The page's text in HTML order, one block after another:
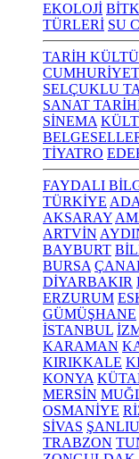
EKOLOJİ
TÜRLERİ SU
TARİH
SELÇUKLU
SANAT
SİNEMA
TİYATRO
FAYDALI
TÜRKİYE
AKSARAY
ARTVİN
BAYBURT
BURSA
DİYARBAKIR
ERZURUM
GÜMÜŞHANE
İSTANBUL
KARAMAN
KIRIKKALE
KONYA
MERSİN
OSMANİYE
SİVAS
TRABZON